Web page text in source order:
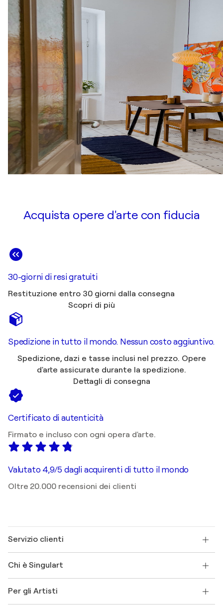
Acquista opere d'arte con fiducia
30-giorni di resi gratuiti
Restituzione entro 30 giorni dalla consegna
Scopri di più
Spedizione in tutto il mondo. Nessun costo aggiuntivo.
Spedizione, dazi e tasse inclusi nel prezzo. Opere
d'arte assicurate durante la spedizione.
Dettagli di consegna
Certificato di autenticità
Firmato e incluso con ogni opera d'arte.
Valutato 4,9/5 dagli acquirenti di tutto il mondo
Oltre 20.000 recensioni dei clienti
Servizio clienti
Spedizione
Offri una carta regalo
Chi è Singulart
FAQ
Per gli Artisti